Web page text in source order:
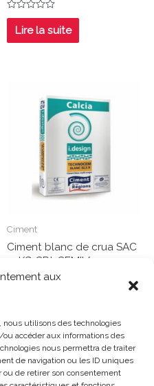
aux
utilisons des technologies
accéder aux informations des
nous permettra de traiter
de navigation ou les ID uniques
ou de retirer son consentement
Note
sur
5
Lire la suite
Ciment
Ciment blanc de crua SAC
25KG CPJ-CEMII/32,5
droits réservés |Mentions